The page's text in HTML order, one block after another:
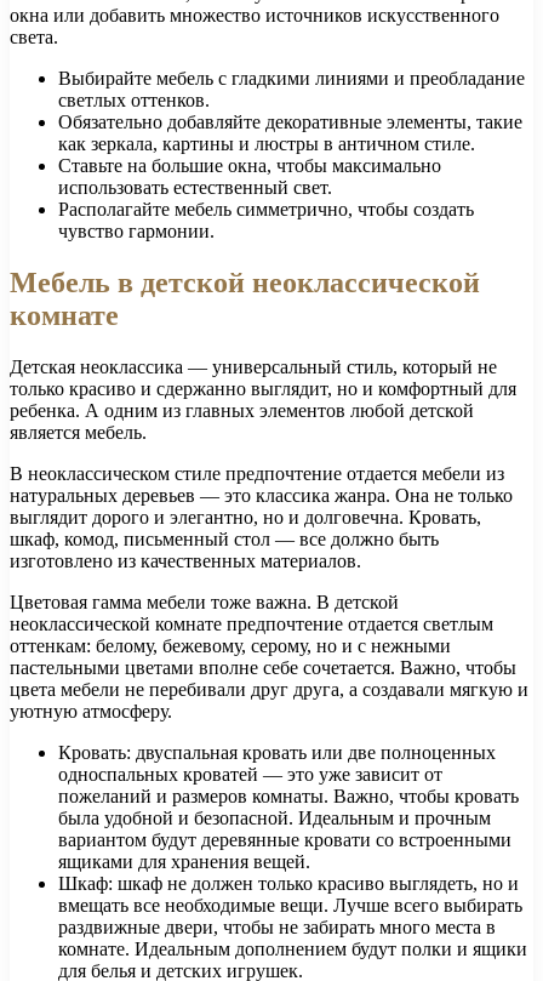
окна или добавить множество источников искусственного
света.
Выбирайте мебель с гладкими линиями и преобладание
светлых оттенков.
Обязательно добавляйте декоративные элементы, такие
как зеркала, картины и люстры в античном стиле.
Ставьте на большие окна, чтобы максимально
использовать естественный свет.
Располагайте мебель симметрично, чтобы создать
чувство гармонии.
Мебель в детской неоклассической
комнате
Детская неоклассика — универсальный стиль, который не
только красиво и сдержанно выглядит, но и комфортный для
ребенка. А одним из главных элементов любой детской
является мебель.
В неоклассическом стиле предпочтение отдается мебели из
натуральных деревьев — это классика жанра. Она не только
выглядит дорого и элегантно, но и долговечна. Кровать,
шкаф, комод, письменный стол — все должно быть
изготовлено из качественных материалов.
Цветовая гамма мебели тоже важна. В детской
неоклассической комнате предпочтение отдается светлым
оттенкам: белому, бежевому, серому, но и с нежными
пастельными цветами вполне себе сочетается. Важно, чтобы
цвета мебели не перебивали друг друга, а создавали мягкую и
уютную атмосферу.
Кровать: двуспальная кровать или две полноценных
односпальных кроватей — это уже зависит от
пожеланий и размеров комнаты. Важно, чтобы кровать
была удобной и безопасной. Идеальным и прочным
вариантом будут деревянные кровати со встроенными
ящиками для хранения вещей.
Шкаф: шкаф не должен только красиво выглядеть, но и
вмещать все необходимые вещи. Лучше всего выбирать
раздвижные двери, чтобы не забирать много места в
комнате. Идеальным дополнением будут полки и ящики
для белья и детских игрушек.